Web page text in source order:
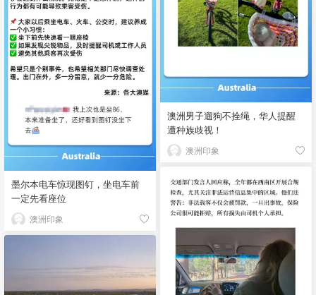
澳洲男子遛狗不拴绳，华人提醒
遭种族歧视！
澳洲印象
墨尔本电车惊现图钉，坐电车前
一定先看座位
澳洲印象